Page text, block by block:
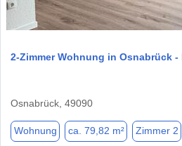
2-Zimmer Wohnung in Osnabrück -
Osnabrück, 49090
Wohnung ca. 79,82 m² Zimmer 2